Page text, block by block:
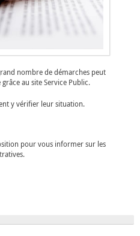
nombre de démarches peut
au site Service Public.
y vérifier leur situation.
pour vous informer sur les